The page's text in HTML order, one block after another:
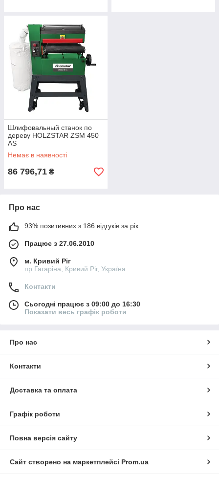
Шлифовальный станок по
дереву HOLZSTAR ZSM 450
AS
Немає в наявності
86 796,71 ₴
Про нас
93% позитивних з 186 відгуків за рік
Працює з 27.06.2010
м. Кривий Ріг
пр Гагаріна, Кривий Ріг, Україна
Контакти
Сьогодні працює з 09:00 до 16:30
Показати весь графік роботи
Про нас
Контакти
Доставка та оплата
Графік роботи
Повна версія сайту
Сайт створено на маркетплейсі Prom.ua